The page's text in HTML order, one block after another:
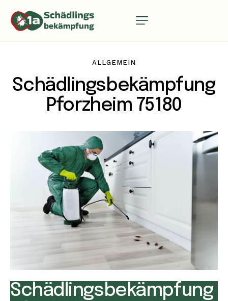
ALLGEMEIN
Schädlingsbekämpfung
Pforzheim 75180
Schädlingsbekämpfung